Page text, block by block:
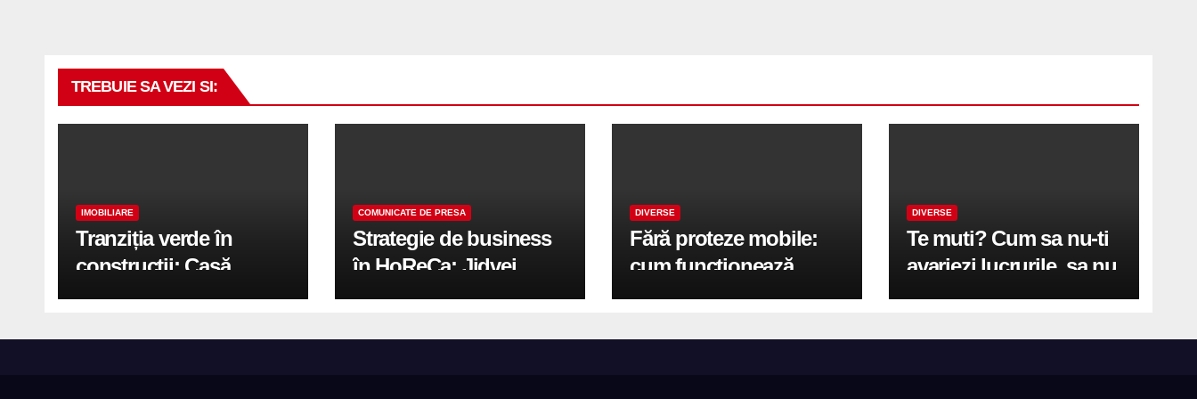
TREBUIE SA VEZI SI:
IMOBILIARE
Tranziția verde în
construcții: Casă
modernă cu structură
COMUNICATE DE PRESA
Strategie de business
în HoReCa: Jidvei
transformă terasele în
DIVERSE
Fără proteze mobile:
cum funcționează
reabilitarea completă
DIVERSE
Te muti? Cum sa nu-ti
avariezi lucrurile, sa nu
zgarii podeaua sau sa